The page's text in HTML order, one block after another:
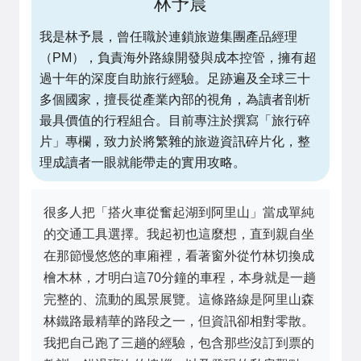
我是林予晨，曾任職於連鎖旅遊集團產品經理
（PM），負責海外路線開發與成本控管，擁有超
過十年的深度自助旅行經驗。足跡遍及全球三十
多個國家，擅長從產業內部的視角，為讀者剖析
最具價值的行程組合。目前專注於撰寫「旅行碎
片」專欄，致力於將繁雜的旅遊資訊碎片化，整
理成讀者一眼就能帶走的實用攻略。
很多人把「搭火車從奮起湖到阿里山」當成單純
的交通工具選擇。我起初也這麼想，直到親自坐
在那節慢悠悠的車廂裡，看著窗外從竹林切換成
檜木林，才明白這70分鐘的車程，本身就是一趟
完整的、流動的風景展覽。這條路線是阿里山森
林鐵路最精華的路段之一，但資訊卻相對零散。
我把自己跑了三趟的經驗，包含那些沒訂到票的